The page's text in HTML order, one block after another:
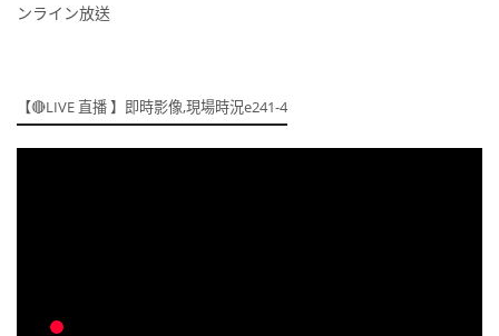
ンライン放送
【🔴LIVE 直播 】即時影像,現場時況e241-4